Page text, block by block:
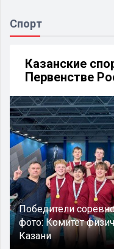
Спорт
Казанские
Первенстве
Победители
фото:Комитет
Казани